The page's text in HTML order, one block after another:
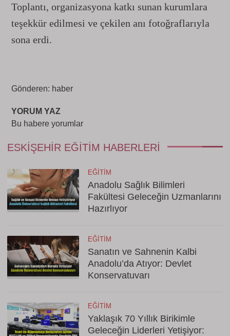
Toplantı, organizasyona katkı sunan kurumlara
teşekkür edilmesi ve çekilen anı fotoğraflarıyla
sona erdi.
Gönderen: haber
YORUM YAZ
Bu habere yorumlar
ESKIŞEHIR EĞITIM HABERLERI
EĞITIM
Anadolu Sağlık Bilimleri
Fakültesi Geleceğin Uzmanlarını
Hazırlıyor
EĞITIM
Sanatın ve Sahnenin Kalbi
Anadolu’da Atıyor: Devlet
Konservatuvarı
EĞITIM
Yaklaşık 70 Yıllık Birikimle
Geleceğin Liderleri Yetişiyor: